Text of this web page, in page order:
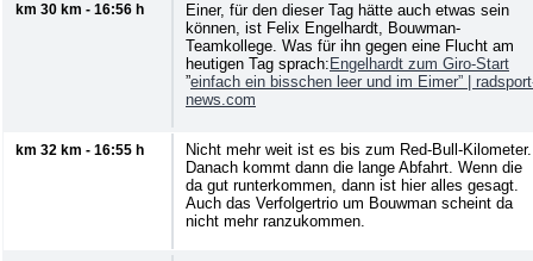
km 30 km - 16:56 h
Einer, für den dieser Tag hätte auch etwas sein
können, ist Felix Engelhardt, Bouwman-
Teamkollege. Was für ihn gegen eine Flucht am
heutigen Tag sprach: Engelhardt zum Giro-Start
”einfach ein bisschen leer und im Eimer” |
news.com
km 32 km - 16:55 h
Nicht mehr weit ist es bis zum Red-Bull-Kilometer.
Danach kommt dann die lange Abfahrt. Wenn die
da gut runterkommen, dann ist hier alles gesagt.
Auch das Verfolgertrio um Bouwman scheint da
nicht mehr ranzukommen.